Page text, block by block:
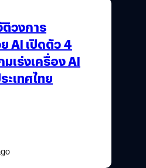
ติวงการ
AI เปิดตัว 4
เร่งเครื่อง AI
เทศไทย